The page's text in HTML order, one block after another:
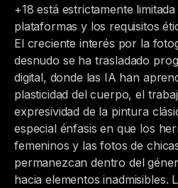
+18 está estrictamente
plataformas y los requisitos
El creciente interés por la
desnudo se ha trasladado
digital, donde las IA han
plasticidad del cuerpo, el
expresividad de la pintura
especial énfasis en que los
femeninos y las fotos de
permanezcan dentro del
hacia elementos inadmisibles.